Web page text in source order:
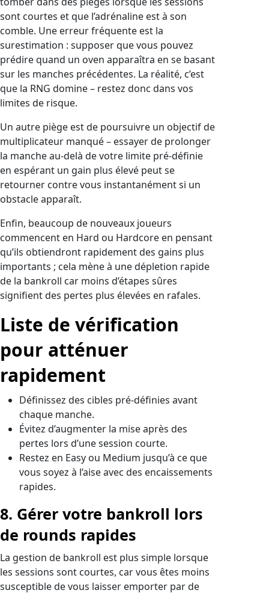
sont courtes et que l’adrénaline est à son
comble. Une erreur fréquente est la
surestimation : supposer que vous pouvez
prédire quand un oven apparaîtra en se basant
sur les manches précédentes. La réalité, c’est
que la RNG domine – restez donc dans vos
limites de risque.
Un autre piège est de poursuivre un objectif de
multiplicateur manqué – essayer de prolonger
la manche au‑delà de votre limite pré‑définie
en espérant un gain plus élevé peut se
retourner contre vous instantanément si un
obstacle apparaît.
Enfin, beaucoup de nouveaux joueurs
commencent en Hard ou Hardcore en pensant
qu’ils obtiendront rapidement des gains plus
importants ; cela mène à une dépletion rapide
de la bankroll car moins d’étapes sûres
signifient des pertes plus élevées en rafales.
Liste de vérification
pour atténuer
rapidement
Définissez des cibles pré‑définies avant
chaque manche.
Évitez d’augmenter la mise après des
pertes lors d’une session courte.
Restez en Easy ou Medium jusqu’à ce que
vous soyez à l’aise avec des encaissements
rapides.
8. Gérer votre bankroll lors
de rounds rapides
La gestion de bankroll est plus simple lorsque
les sessions sont courtes, car vous êtes moins
susceptible de vous laisser emporter par de